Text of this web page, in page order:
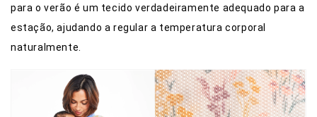
para o verão é um tecido verdadeiramente adequado para a
estação, ajudando a regular a temperatura corporal
naturalmente.